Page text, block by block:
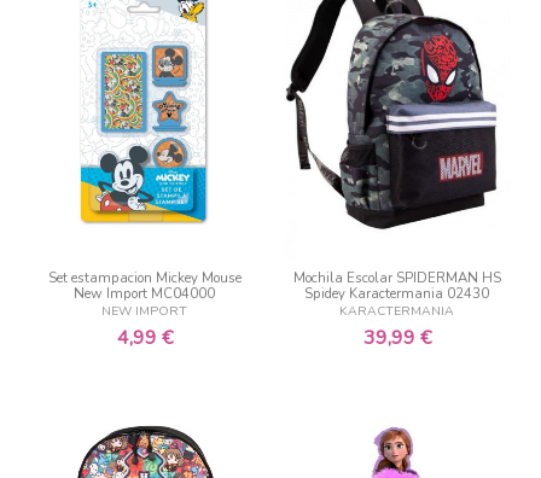
Set estampacion Mickey Mouse
New Import MC04000
NEW IMPORT
4,99 €
Mochila Escolar SPIDERMAN HS
Spidey Karactermania 02430
KARACTERMANIA
39,99 €